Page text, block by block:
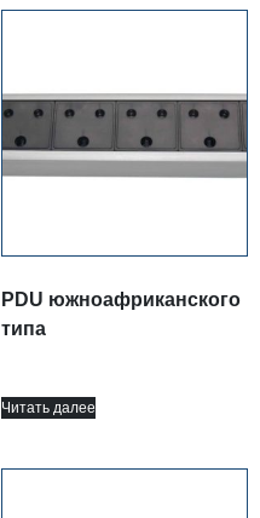
PDU южноафриканского
типа
Читать далее